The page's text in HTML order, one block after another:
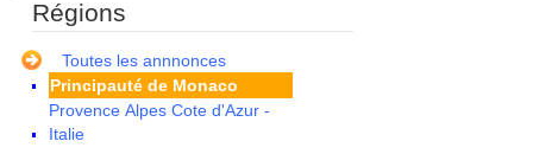
Régions
Toutes les annnonces
Pays de la Loire
Picardie
Poitou Charentes
Principauté de Monaco
Provence Alpes Cote d'Azur -
Italie